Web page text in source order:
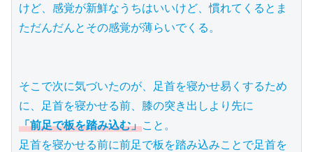
けど、感覚が新鮮なうちはいいけど、慣れてくるとま
ただんだんとその感覚が薄らいでくる。
そこで次に気づいたのが、足首を寝かせ易くするため
「前足で板を踏み込む」こと。
足首を寝かせる前に前足で板を踏み込みことで足首を